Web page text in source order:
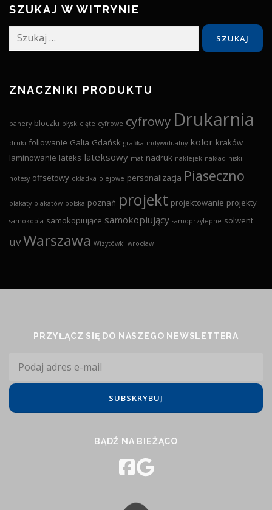
SZUKAJ W WITRYNIE
Szukaj:
ZNACZNIKI PRODUKTU
banery bloczki błysk cięte cyfrowe cyfrowy Drukarnia
druki foliowanie Galia Gdańsk grafika indywidualny kolor kraków
laminowanie lateks lateksowy mat nadruk naklejek nakład niski
notesy offsetowy okładka olejowe personalizacja Piaseczno
plakaty plakatów polska poznań projekt projektowanie projekty
samokopia samokopiujące samokopiujący samoprzylepne solwent
uvWarszawa Wizytówki wrocław
PRZYŁĄCZ SIĘ DO NASZEGO NEWSLETTERA
BĄDŹ NA BIEŻĄCO